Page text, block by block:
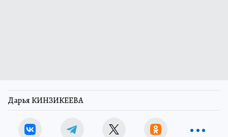
Дарья КИНЗИКЕЕВА